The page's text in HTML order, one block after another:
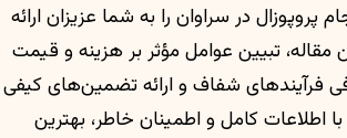
پروپوزال در سراوان را به شما عزیزان ارائه
تبیین عوامل مؤثر بر هزینه و قیمت
فرآیندهای شفاف و ارائه تضمین‌های کیفی
اطلاعات کامل و اطمینان خاطر، بهترین